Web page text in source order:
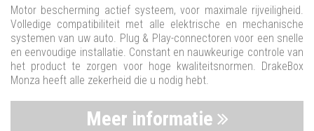
Motor bescherming actief systeem, voor maximale rijveiligheid.
Volledige compatibiliteit met alle elektrische en mechanische
systemen van uw auto. Plug & Play-connectoren voor een snelle
en eenvoudige installatie. Constant en nauwkeurige controle van
het product te zorgen voor hoge kwaliteitsnormen. DrakeBox
Monza heeft alle zekerheid die u nodig hebt.
Meer informatie